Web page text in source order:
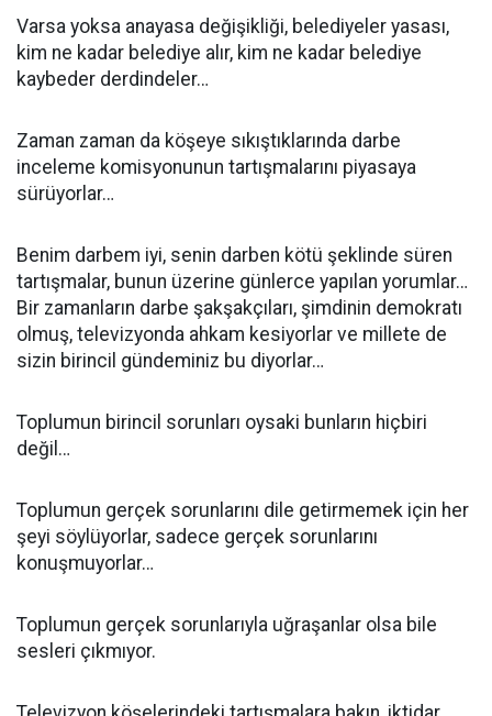
Varsa yoksa anayasa değişikliği, belediyeler yasası,
kim ne kadar belediye alır, kim ne kadar belediye
kaybeder derdindeler…
Zaman zaman da köşeye sıkıştıklarında darbe
inceleme komisyonunun tartışmalarını piyasaya
sürüyorlar…
Benim darbem iyi, senin darben kötü şeklinde süren
tartışmalar, bunun üzerine günlerce yapılan yorumlar…
Bir zamanların darbe şakşakçıları, şimdinin demokratı
olmuş, televizyonda ahkam kesiyorlar ve millete de
sizin birincil gündeminiz bu diyorlar…
Toplumun birincil sorunları oysaki bunların hiçbiri
değil…
Toplumun gerçek sorunlarını dile getirmemek için her
şeyi söylüyorlar, sadece gerçek sorunlarını
konuşmuyorlar…
Toplumun gerçek sorunlarıyla uğraşanlar olsa bile
sesleri çıkmıyor.